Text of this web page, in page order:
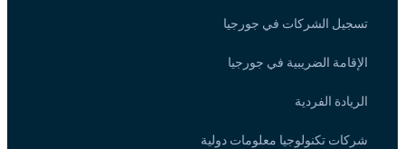
تسجيل الشركات في جورجيا
الإقامة الضريبية في جورجيا
الريادة الفردية
شركات تكنولوجيا معلومات دولية